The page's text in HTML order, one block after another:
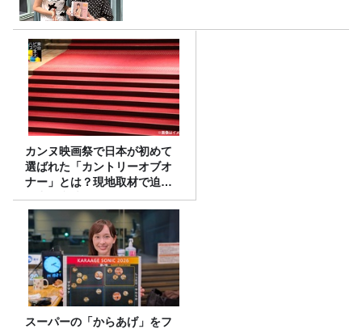
カンヌ映画祭で日本が初めて
選ばれた「カントリーオブオ
ナー」とは？現地取材で迫る
選出の意味
スーパーの「からあげ」をフ